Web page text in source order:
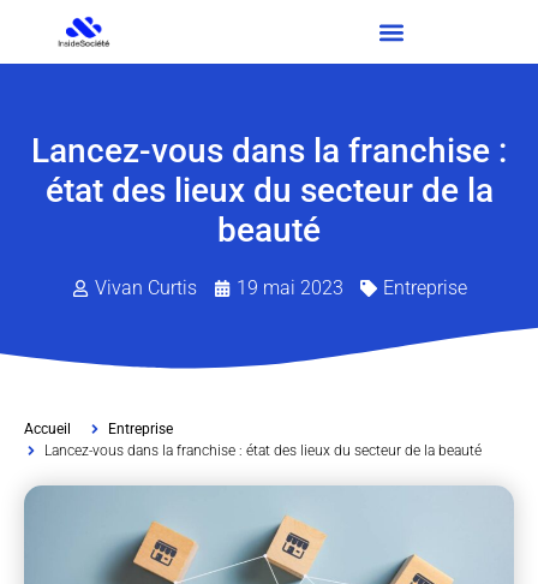
Lancez-vous dans la franchise :
état des lieux du secteur de la
beauté
Vivan Curtis 19 mai 2023 Entreprise
Accueil
Entreprise
Lancez-vous dans la franchise : état des lieux du secteur de la beauté